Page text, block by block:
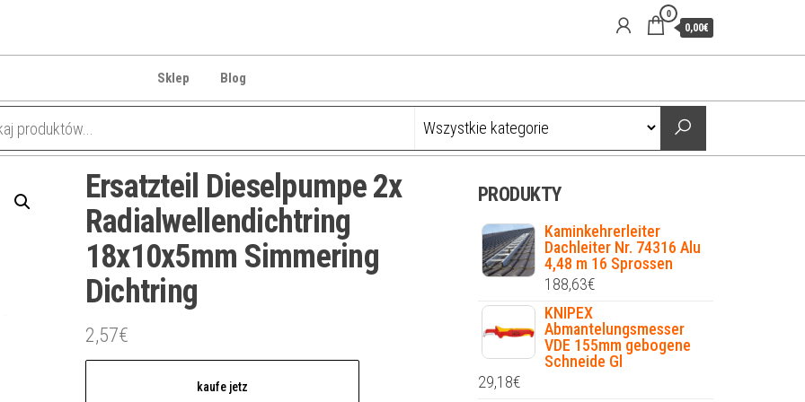
0
0,00€
Sklep Blog
Ersatzteil Dieselpumpe 2x
Radialwellendichtring
18x10x5mm Simmering
Dichtring
2,57€
kaufe jetz
PRODUKTY
Kaminkehrerleiter
Dachleiter Nr. 74316 Alu
4,48 m 16 Sprossen
188,63€
KNIPEX
Abmantelungsmesser
VDE 155mm gebogene
Schneide Gl
29,18€